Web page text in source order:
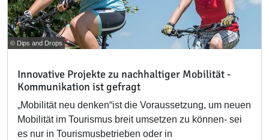
© Dips and Drops
Innovative Projekte zu nachhaltiger Mobilität -
Kommunikation ist gefragt
„Mobilität neu denken“ist die Voraussetzung, um neuen
Mobilität im Tourismus breit umsetzen zu können- sei
es nur in Tourismusbetrieben oder in